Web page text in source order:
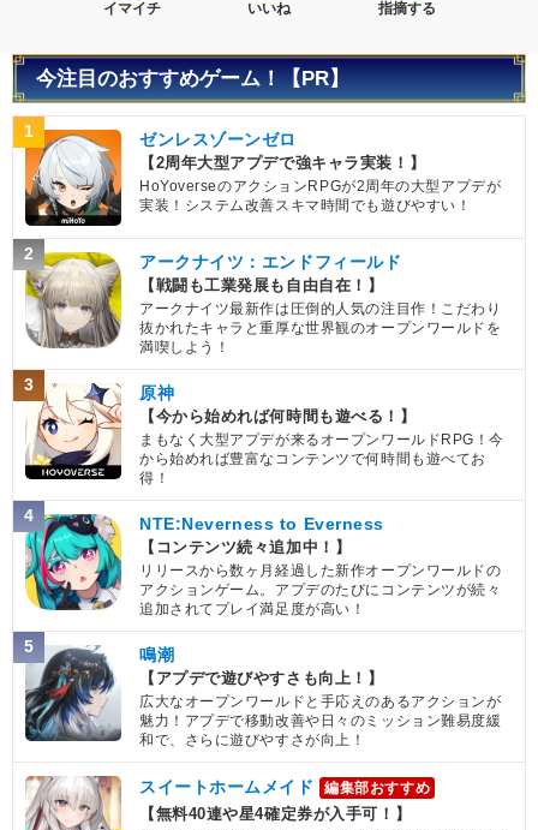
イマイチ いいね 指摘する
今注目のおすすめゲーム！【PR】
1 ゼンレスゾーンゼロ
【2周年大型アプデで強キャラ実装！】
HoYoverseのアクションRPGが2周年の大型アプデが
実装！システム改善スキマ時間でも遊びやすい！
2 アークナイツ：エンドフィールド
【戦闘も工業発展も自由自在！】
アークナイツ最新作は圧倒的人気の注目作！こだわり
抜かれたキャラと重厚な世界観のオープンワールドを
満喫しよう！
3 原神
【今から始めれば何時間も遊べる！】
まもなく大型アプデが来るオープンワールドRPG！今
から始めれば豊富なコンテンツで何時間も遊べてお
得！
4 NTE:Neverness to Everness
【コンテンツ続々追加中！】
リリースから数ヶ月経過した新作オープンワールドの
アクションゲーム。アプデのたびにコンテンツが続々
追加されてプレイ満足度が高い！
5 鳴潮
【アプデで遊びやすさも向上！】
広大なオープンワールドと手応えのあるアクションが
魅力！アプデで移動改善や日々のミッション難易度緩
和で、さらに遊びやすさが向上！
スイートホームメイド 編集部おすすめ
【無料40連や星4確定券が入手可！】